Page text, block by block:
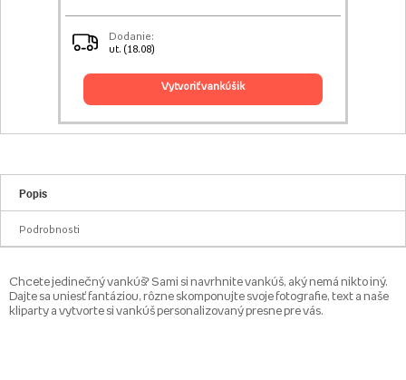
Dodanie:
ut. (18.08)
vytvoriť vankúšik
Popis
Podrobnosti
Chcete jedinečný vankúš? Sami si navrhnite vankúš, aký nemá nikto iný.
Dajte sa uniesť fantáziou, rôzne skomponujte svoje fotografie, text a naše
kliparty a vytvorte si vankúš personalizovaný presne pre vás.